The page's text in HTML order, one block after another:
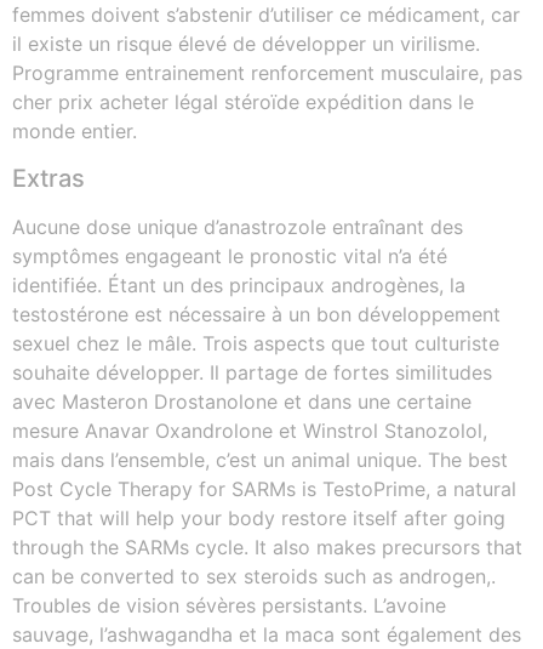
femmes doivent s’abstenir d’utiliser ce médicament, car
il existe un risque élevé de développer un virilisme.
Programme entrainement renforcement musculaire, pas
cher prix acheter légal stéroïde expédition dans le
monde entier.
Extras
Aucune dose unique d’anastrozole entraînant des
symptômes engageant le pronostic vital n’a été
identifiée. Étant un des principaux androgènes, la
testostérone est nécessaire à un bon développement
sexuel chez le mâle. Trois aspects que tout culturiste
souhaite développer. Il partage de fortes similitudes
avec Masteron Drostanolone et dans une certaine
mesure Anavar Oxandrolone et Winstrol Stanozolol,
mais dans l’ensemble, c’est un animal unique. The best
Post Cycle Therapy for SARMs is TestoPrime, a natural
PCT that will help your body restore itself after going
through the SARMs cycle. It also makes precursors that
can be converted to sex steroids such as androgen,.
Troubles de vision sévères persistants. L’avoine
sauvage, l’ashwagandha et la maca sont également des